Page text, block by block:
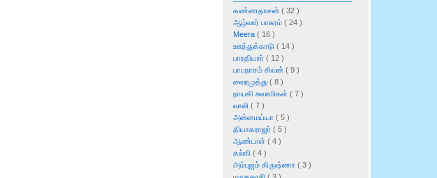
கண்ணதாசன் ( 32 )
ஆழ்வார் பாசுரம் ( 24 )
Meera ( 16 )
ஊத்துக்காடு ( 14 )
பாரதியார் ( 12 )
பாபநாசம் சிவன் ( 9 )
வைரமுத்து ( 8 )
நாயகி சுவாமிகள் ( 7 )
வாலி ( 7 )
அன்னமய்யா ( 5 )
தியாகராஜர் ( 5 )
ஆண்டாள் ( 4 )
கல்கி ( 4 )
அம்புஜம் கிருஷ்ணா ( 3 )